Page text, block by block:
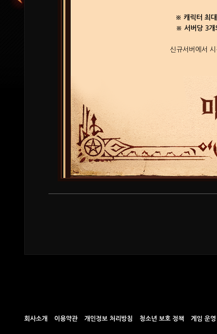
※ 캐릭터 최
※ 서버당 3개
신규서버에서
회사소개 이용약관 개인정보 처리방침 청소년 보호 정책 게임 운